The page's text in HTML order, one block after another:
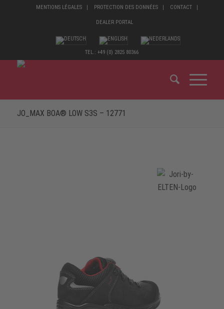
MENTIONS LÉGALES PROTECTION DES DONNÉES CONTACT
DEALER PORTAL
TEL.: +49 (0) 2825 80366
JO_MAX BOA® LOW S3S – 12771